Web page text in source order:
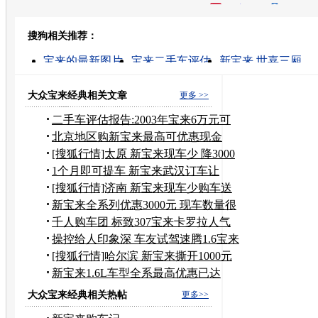
转发至：
搜狗相关推荐：
宝来的最新图片 宝来二手车评估
新宝来 世嘉三厢
二手宝来
自动挡宝来汽车陪练
更多 >>
大众宝来经典相关文章
二手车评估报告:2003年宝来6万元可
交易
北京地区购新宝来最高可优惠现金
7000元
[搜狐行情]太原 新宝来现车少 降3000
元
1个月即可提车 新宝来武汉订车让
2000元
[搜狐行情]济南 新宝来现车少购车送
装饰
新宝来全系列优惠3000元 现车数量很
少
千人购车团 标致307宝来卡罗拉人气
居前三
操控给人印象深 车友试驾速腾1.6宝来
2.0
[搜狐行情]哈尔滨 新宝来撕开1000元
小口
新宝来1.6L车型全系最高优惠已达
3000元
更多>>
大众宝来经典相关热帖